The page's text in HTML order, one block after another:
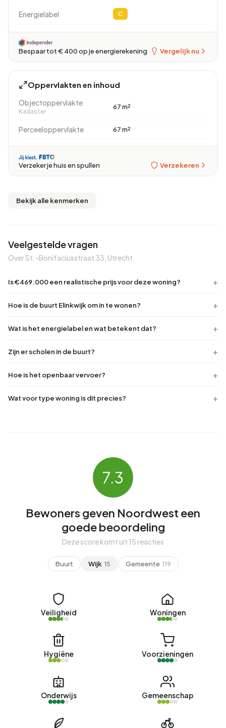
Energielabel C
Bespaar tot € 400 op je energierekening Vergelijk nu
Oppervlakten en inhoud
Objectoppervlakte
Kadaster
67 m²
Perceeloppervlakte 67 m²
Verzeker je huis en spullen Verzekeren
Bekijk alle kenmerken
Veelgestelde vragen
Over St.-Bonifaciusstraat 33, Utrecht
Is €469.000 een realistische prijs voor deze woning?
Hoe is de buurt Elinkwijk om in te wonen?
Wat is het energielabel en wat betekent dat?
Zijn er scholen in de buurt?
Hoe is het openbaar vervoer?
Wat voor type woning is dit precies?
7.3
Bewoners geven Noordwest een
goede beoordeling
Deze score komt uit 15 reacties
Buurt Wijk 15 Gemeente 119
Veiligheid Woningen
Hygiëne Voorzieningen
Onderwijs Gemeenschap